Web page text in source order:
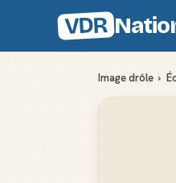
VDR
Image drôle ›